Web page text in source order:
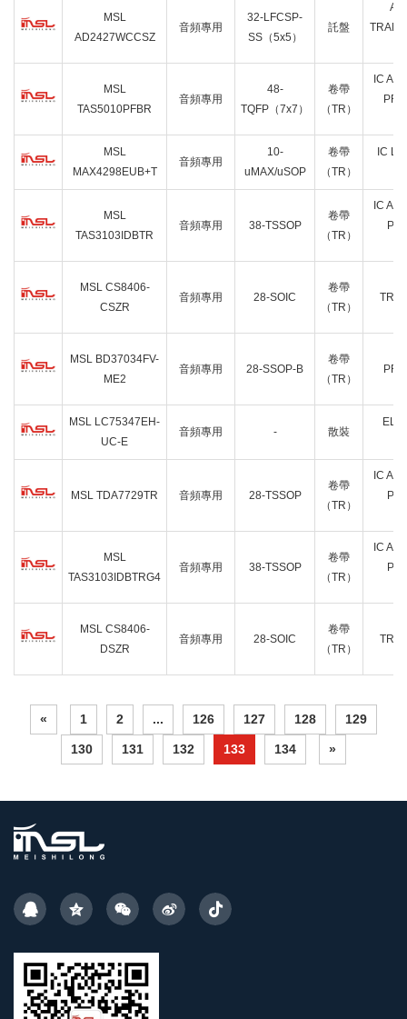
MSL
AD2427WCCSZ
音頻專用
32-LFCSP-
SS（5x5）
託盤
MSL
TAS5010PFBR
音頻專用
48-
TQFP（7x7）
卷帶
（TR）
IC
MSL
MAX4298EUB+T
音頻專用
10-
uMAX/uSOP
卷帶
（TR）
IC
MSL
TAS3103IDBTR
音頻專用 38-TSSOP
卷帶
（TR）
IC
MSL CS8406-
CSZR
音頻專用 28-SOIC
卷帶
（TR）
MSL BD37034FV-
ME2
音頻專用 28-SSOP-B
卷帶
（TR）
MSL LC75347EH-
UC-E
音頻專用 - 散裝
MSL TDA7729TR 音頻專用 28-TSSOP
卷帶
（TR）
IC
MSL
TAS3103IDBTRG4
音頻專用 38-TSSOP
卷帶
（TR）
IC
MSL CS8406-
DSZR
音頻專用 28-SOIC
卷帶
（TR）
« 1 2 ... 126 127 128 129
130 131 132 133 134 »